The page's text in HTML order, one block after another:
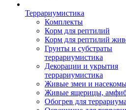
Террариумистика
Комплекты
Корм для рептилий
Корм для рептилий
Грунты и субстраты
террариумистика
Декорации и укрытия
террариумистика
Живые змеи и
Живые ящерицы,
Обогрев для террариума